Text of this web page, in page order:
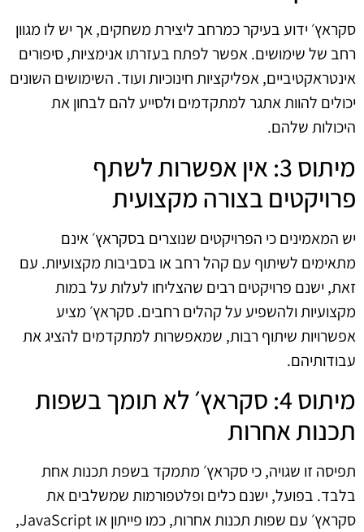
סקראץ׳ ידוע בעיקר כמרחב ליצירת משחקים, אך יש לו מגוון
רחב של שימושים. אפשר לפתח בעזרתו אנימציות, סיפורים
אינטראקטיביים, אפליקציות חינוכיות ועוד. השימושים השונים
יכולים להוות אתגר למתקדמים ולסייע להם לבחון את
היכולות שלהם.
מיתוס 3: אין אפשרות לשתף
פרויקטים בצורה מקצועית
יש המאמינים כי הפרויקטים שנוצרים בסקראץ׳ אינם
מתאימים לשיתוף עם קהל רחב או בסביבות מקצועיות. עם
זאת, ישנם פרויקטים רבים שהצליחו לעלות על במות
מקצועיות ולהשפיע על קהלים רחבים. סקראץ׳ מציע
אפשרויות שיתוף רבות, שמאפשרות למתקדמים להציג את
עבודותיהם.
מיתוס 4: סקראץ׳ לא תומך בשפות
תכנות אחרות
תפיסה זו שגויה, כי סקראץ׳ מתמקד בשפת תכנות אחת
בלבד. בפועל, ישנם כלים ופלטפורמות שמשלבים את
סקראץ׳ עם שפות תכנות אחרות, כמו פייתון או JavaScript,